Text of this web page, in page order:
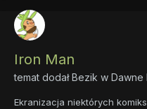
Iron Man
temat dodałBezik w Dawne
Ekranizacja niektórych